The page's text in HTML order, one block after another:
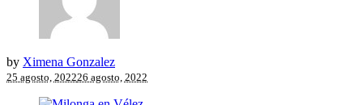
by Ximena Gonzalez
25 agosto, 202226 agosto, 2022